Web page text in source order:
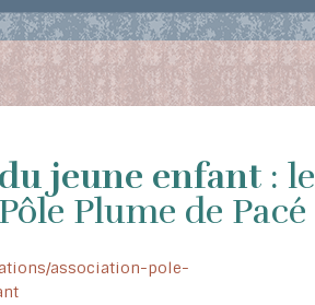
jeune enfant : le
Plume de Pacé
association-pole-